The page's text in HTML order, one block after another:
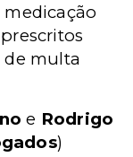
de multa
e Rodrigo
)